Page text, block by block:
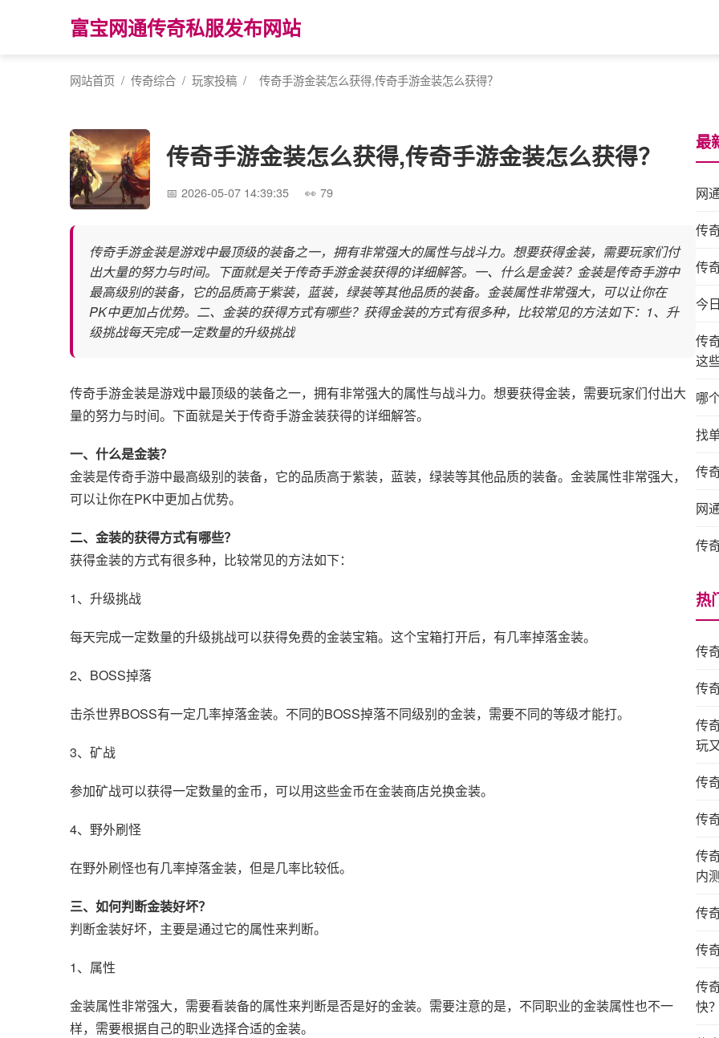
富宝网通传奇私服发布网站
网站首页 / 传奇综合 / 玩家投稿 / 传奇手游金装怎么获得,传奇手游金装怎么获得？
传奇手游金装怎么获得,传奇手游金装怎么获得？
2026-05-07 14:39:35 79
传奇手游金装是游戏中最顶级的装备之一，拥有非常强大的属性与战斗力。想要获得金装，需要玩家们付
出大量的努力与时间。下面就是关于传奇手游金装获得的详细解答。一、什么是金装？金装是传奇手游中
最高级别的装备，它的品质高于紫装，蓝装，绿装等其他品质的装备。金装属性非常强大，可以让你在
PK中更加占优势。二、金装的获得方式有哪些？获得金装的方式有很多种，比较常见的方法如下：1、升
级挑战每天完成一定数量的升级挑战
传奇手游金装是游戏中最顶级的装备之一，拥有非常强大的属性与战斗力。想要获得金装，需要玩家们付出大
量的努力与时间。下面就是关于传奇手游金装获得的详细解答。
一、什么是金装？
金装是传奇手游中最高级别的装备，它的品质高于紫装，蓝装，绿装等其他品质的装备。金装属性非常强大，
可以让你在PK中更加占优势。
二、金装的获得方式有哪些？
获得金装的方式有很多种，比较常见的方法如下：
1、升级挑战
每天完成一定数量的升级挑战可以获得免费的金装宝箱。这个宝箱打开后，有几率掉落金装。
2、BOSS掉落
击杀世界BOSS有一定几率掉落金装。不同的BOSS掉落不同级别的金装，需要不同的等级才能打。
3、矿战
参加矿战可以获得一定数量的金币，可以用这些金币在金装商店兑换金装。
4、野外刷怪
在野外刷怪也有几率掉落金装，但是几率比较低。
三、如何判断金装好坏？
判断金装好坏，主要是通过它的属性来判断。
1、属性
金装属性非常强大，需要看装备的属性来判断是否是好的金装。需要注意的是，不同职业的金装属性也不一
样，需要根据自己的职业选择合适的金装。
最
网
传
传
今
传
这
哪
找
传
网
传
热
传
传
传
玩
传
传
传
内
传
传
传
快